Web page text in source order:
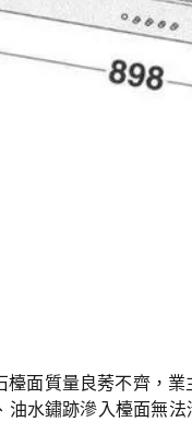
面質量良莠不齊，
水鏽跡滲入檯面無法